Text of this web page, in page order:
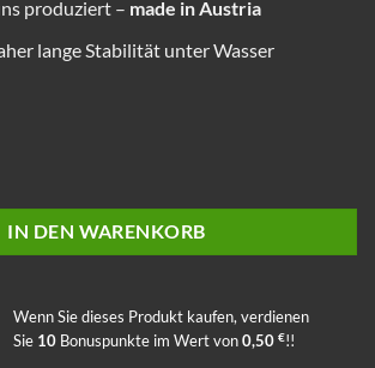
produziert – made in Austria
lange Stabilität unter Wasser
IN DEN WARENKORB
Wenn Sie dieses Produkt kaufen, verdienen
Sie 10 Bonuspunkte im Wert von0,50 €!!